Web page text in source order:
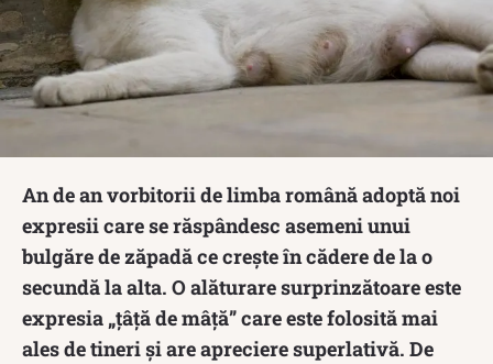
An de an vorbitorii de limba română adoptă noi
expresii care se răspândesc asemeni unui
bulgăre de zăpadă ce crește în cădere de la o
secundă la alta. O alăturare surprinzătoare este
expresia „țâță de mâță” care este folosită mai
ales de tineri și are apreciere superlativă. De